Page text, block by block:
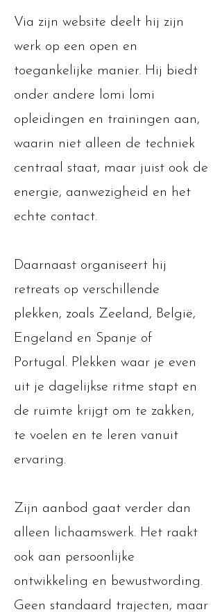
Via zijn website deelt hij zijn
werk op een open en
toegankelijke manier. Hij biedt
onder andere lomi lomi
opleidingen en trainingen aan,
waarin niet alleen de techniek
centraal staat, maar juist ook de
energie, aanwezigheid en het
echte contact.
Daarnaast organiseert hij
retreats op verschillende
plekken, zoals Zeeland, België,
Engeland en Spanje of
Portugal. Plekken waar je even
uit je dagelijkse ritme stapt en
de ruimte krijgt om te zakken,
te voelen en te leren vanuit
ervaring.
Zijn aanbod gaat verder dan
alleen lichaamswerk. Het raakt
ook aan persoonlijke
ontwikkeling en bewustwording.
Geen standaard trajecten, maar